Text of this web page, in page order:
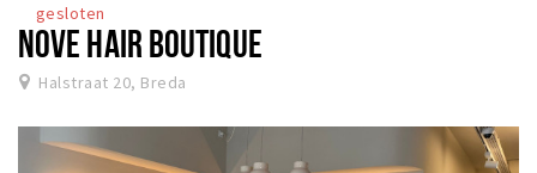
gesloten
NOVE HAIR BOUTIQUE
Halstraat 20, Breda